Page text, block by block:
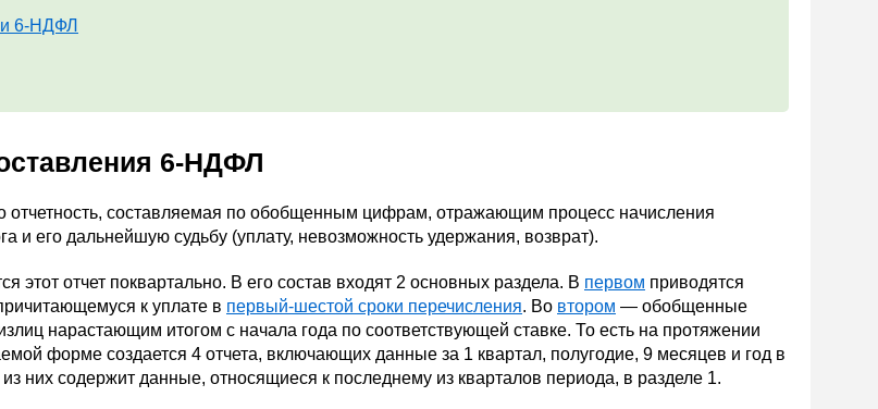
6-НДФЛ
6-НДФЛ
составляемая по обобщенным цифрам, отражающим процесс начисления
и его дальнейшую судьбу (уплату, невозможность удержания, возврат).
этот отчет поквартально. В его состав входят 2 основных раздела. В первом приводятся
к уплате в первый-шестой сроки перечисления. Во втором — обобщенные
нарастающим итогом с начала года по соответствующей ставке. То есть на протяжении
форме создается 4 отчета, включающих данные за 1 квартал, полугодие, 9 месяцев и год в
них содержит данные, относящиеся к последнему из кварталов периода, в разделе 1.